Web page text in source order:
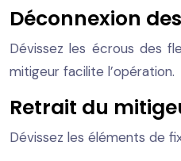
Déconnexion
Dévissez les écrous des
mitigeur facilite l’opération.
Retrait du
Dévissez les éléments de